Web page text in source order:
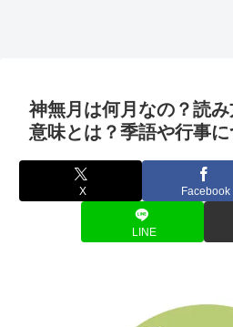
神無月は何月なの？読
意味とは？季語や行事
X Facebook
LINE